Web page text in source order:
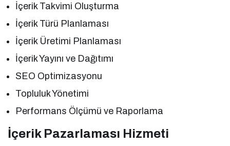
İçerik Takvimi Oluşturma
İçerik Türü Planlaması
İçerik Üretimi Planlaması
İçerik Yayını ve Dağıtımı
SEO Optimizasyonu
Topluluk Yönetimi
Performans Ölçümü ve Raporlama
İçerik Pazarlaması Hizmeti